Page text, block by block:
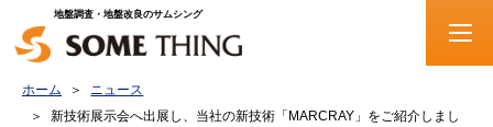
地盤調査・地盤改良のサムシング
ホーム
ニュース
新技術展示会へ出展し、当社の新技術「MARCRAY」をご紹介しまし